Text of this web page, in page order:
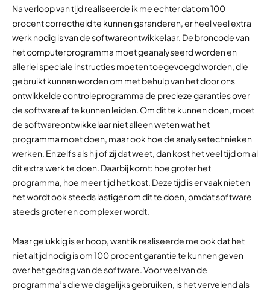
Na verloop van tijd realiseerde ik me echter dat om 100
procent correctheid te kunnen garanderen, er heel veel extra
werk nodig is van de softwareontwikkelaar. De broncode van
het computerprogramma moet geanalyseerd worden en
allerlei speciale instructies moeten toegevoegd worden, die
gebruikt kunnen worden om met behulp van het door ons
ontwikkelde controleprogramma de precieze garanties over
de software af te kunnen leiden. Om dit te kunnen doen, moet
de softwareontwikkelaar niet alleen weten wat het
programma moet doen, maar ook hoe de analysetechnieken
werken. En zelfs als hij of zij dat weet, dan kost het veel tijd om al
dit extra werk te doen. Daarbij komt: hoe groter het
programma, hoe meer tijd het kost. Deze tijd is er vaak niet en
het wordt ook steeds lastiger om dit te doen, omdat software
steeds groter en complexer wordt.
Maar gelukkig is er hoop, want ik realiseerde me ook dat het
niet altijd nodig is om 100 procent garantie te kunnen geven
over het gedrag van de software. Voor veel van de
programma’s die we dagelijks gebruiken, is het vervelend als